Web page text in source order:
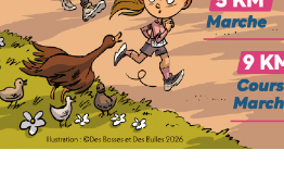
Actualités